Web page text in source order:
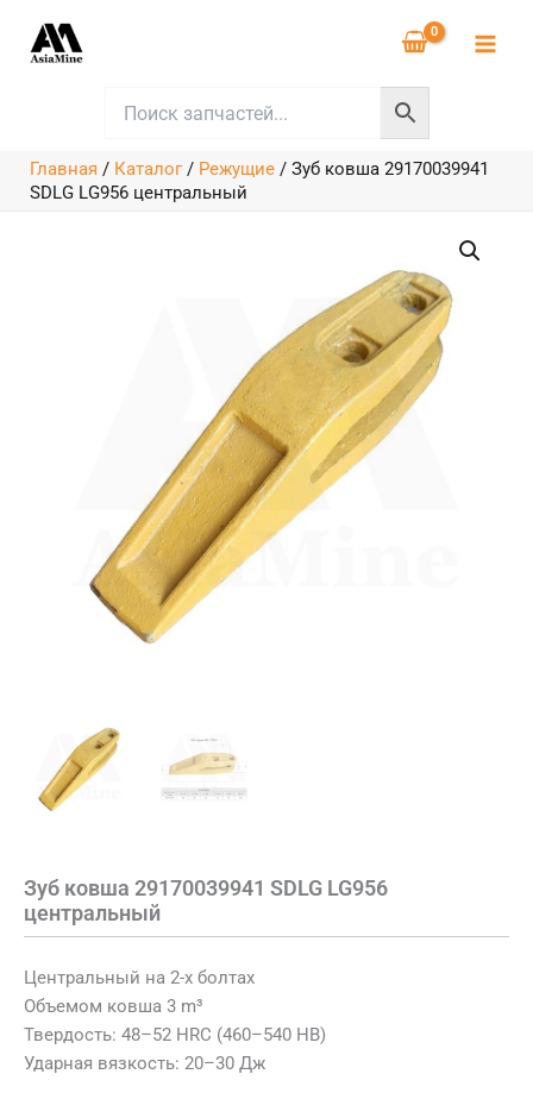
содержимому
Главная / Каталог/ Режущие / Зуб ковша 29170039941
SDLG LG956 центральный
Зуб ковша 29170039941 SDLG LG956
центральный
Центральный на 2-х болтах
Объемом ковша 3 m³
Твердость: 48–52 HRC (460–540 HB)
Ударная вязкость: 20–30 Дж